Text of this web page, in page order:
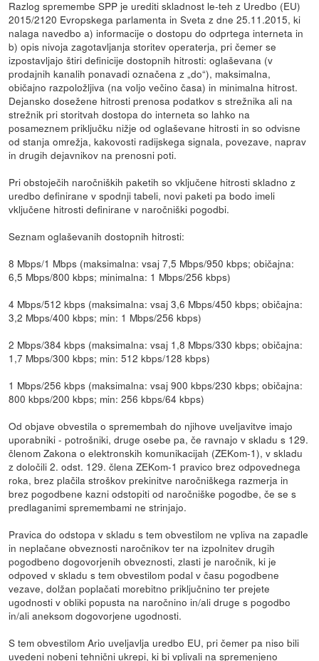
Razlog spremembe SPP je urediti skladnost le-teh z Uredbo (EU)
2015/2120 Evropskega parlamenta in Sveta z dne 25.11.2015, ki
nalaga navedbo a) informacije o dostopu do odprtega interneta in
b) opis nivoja zagotavljanja storitev operaterja, pri čemer se
izpostavljajo štiri definicije dostopnih hitrosti: oglaševana (v
prodajnih kanalih ponavadi označena z „do“), maksimalna,
običajno razpoložljiva (na voljo večino časa) in minimalna hitrost.
Dejansko dosežene hitrosti prenosa podatkov s strežnika ali na
strežnik pri storitvah dostopa do interneta so lahko na
posameznem priključku nižje od oglaševane hitrosti in so odvisne
od stanja omrežja, kakovosti radijskega signala, povezave, naprav
in drugih dejavnikov na prenosni poti.
Pri obstoječih naročniških paketih so vključene hitrosti skladno z
uredbo definirane v spodnji tabeli, novi paketi pa bodo imeli
vključene hitrosti definirane v naročniški pogodbi.
Seznam oglaševanih dostopnih hitrosti:
8 Mbps/1 Mbps (maksimalna: vsaj 7,5 Mbps/950 kbps; običajna:
6,5 Mbps/800 kbps; minimalna: 1 Mbps/256 kbps)
4 Mbps/512 kbps (maksimalna: vsaj 3,6 Mbps/450 kbps; običajna:
3,2 Mbps/400 kbps; min: 1 Mbps/256 kbps)
2 Mbps/384 kbps (maksimalna: vsaj 1,8 Mbps/330 kbps; običajna:
1,7 Mbps/300 kbps; min: 512 kbps/128 kbps)
1 Mbps/256 kbps (maksimalna: vsaj 900 kbps/230 kbps; običajna:
800 kbps/200 kbps; min: 256 kbps/64 kbps)
Od objave obvestila o spremembah do njihove uveljavitve imajo
uporabniki - potrošniki, druge osebe pa, če ravnajo v skladu s 129.
členom Zakona o elektronskih komunikacijah (ZEKom-1), v skladu
z določili 2. odst. 129. člena ZEKom-1 pravico brez odpovednega
roka, brez plačila stroškov prekinitve naročniškega razmerja in
brez pogodbene kazni odstopiti od naročniške pogodbe, če se s
predlaganimi spremembami ne strinjajo.
Pravica do odstopa v skladu s tem obvestilom ne vpliva na zapadle
in neplačane obveznosti naročnikov ter na izpolnitev drugih
pogodbeno dogovorjenih obveznosti, zlasti je naročnik, ki je
odpoved v skladu s tem obvestilom podal v času pogodbene
vezave, dolžan poplačati morebitno priključnino ter prejete
ugodnosti v obliki popusta na naročnino in/ali druge s pogodbo
in/ali aneksom dogovorjene ugodnosti.
S tem obvestilom Ario uveljavlja uredbo EU, pri čemer pa niso bili
uvedeni nobeni tehnični ukrepi, ki bi vplivali na spremenjeno